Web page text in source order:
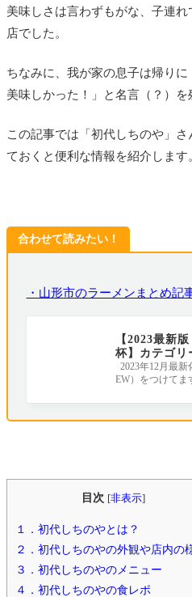
美味しさは言わずもがな、子連
店でした。
ちなみに、我が家の息子は帰り
美味しかった！」と名言（？）を
この記事では「初代しちのや」
ておくと便利な情報を紹介します
合わせて読みたい！
・山形市のラーメンまとめ記
【2023最新
杯】カテゴリ
ラーメン店
行きました！
2023年12月最
EW）をつけて
目次 [非表示]
１．初代しちのやとは？
２．初代しちのやの外観や店内の
３．初代しちのやのメニュー
４．初代しちのやの食レポ